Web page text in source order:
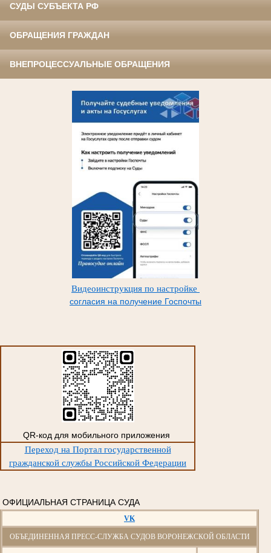
СУДЫ СУБЪЕКТА РФ
ОБРАЩЕНИЯ ГРАЖДАН
ВНЕПРОЦЕССУАЛЬНЫЕ ОБРАЩЕНИЯ
Видеоинструкция по настройке
согласия на получение Госпочты
QR-код для мобильного приложения
Переход на Портал государственной
гражданской службы Российской Федерации
ОФИЦИАЛЬНАЯ СТРАНИЦА СУДА
VK
ОБЪЕДИНЕННАЯ ПРЕСС-СЛУЖБА СУДОВ ВОРОНЕЖСКОЙ ОБЛАСТИ